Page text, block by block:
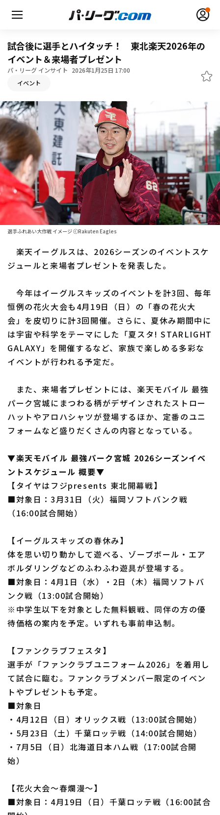
無料アカウント登録
HOME
動画
日程・結果
順位表･成績
1軍公式戦
ファーム東地区
ファーム中地区
交流戦
選手名鑑
北海道日本ハムファイターズ
埼玉西武ライオンズ
千葉ロッテマリーンズ
オリックス・バファローズ
福岡ソフトバンクホークス
設定
プライバシーポリシー
運営会社（別ウィンドウで開く）
特定商取引法の表示 アルバイト募集
試合後に選手とハイタッチ！ 東北楽天2026年の
イベント＆来場者プレゼント
パ・リーグ インサイト 2026年1月25日 17:00
イベント
選手ふれあい大作戦 イメージ ⓒRakuten Eagles
楽天イーグルスは、2026シーズンのイベントスケ
ジュールと来場者プレゼントを発表した。
今年はイーグルスキッズのイベントを計3回、毎年
恒例の花火大会も4月19日（日）の「春の花火大
会」を皮切りに計3回開催。さらに、夏休み期間中に
は宇宙や科学をテーマにした「夏スタ! STARLIGHT
GALAXY」を開催するなど、家族で楽しめる多彩な
イベントが行われる予定だ。
また、来場者プレゼントには、楽天モバイル 最強
パーク宮城にまつわる柄がデザインされたストロー
ハットやアロハシャツが登場するほか、定番のユニ
フォームなど盛りだくさんの内容となっている。
▼楽天モバイル 最強パーク宮城 2026シーズンイベ
ントスケジュール 概要▼
【タイヤはフジpresents 東北開幕戦】
■対象日：3月31日（火）福岡ソフトバンク戦
（16:00試合開始）
【イーグルスキッズの春休み】
体を思い切り動かして遊べる、ゾーブボール・エア
ボルダリングなどのふわふわ遊具が登場する。
■対象日：4月1日（水）・2日（木）福岡ソフトバ
ンク戦（13:00試合開始）
※中学生以下を対象とした無料観戦、同伴の方の優
待価格の案内を予定。いずれも事前申込制。
【ファンクラブフェスタ】
選手が「ファンクラブユニフォーム2026」を着用し
て試合に臨む。ファンクラブメンバー限定のイベン
トやプレゼントも予定。
■対象日
・4月12日（日）オリックス戦（13:00試合開始）
・5月23日（土）千葉ロッテ戦（14:00試合開始）
・7月5日（日）北海道日本ハム戦（17:00試合開
始）
【花火大会～春爛漫～】
■対象日：4月19日（日）千葉ロッテ戦（16:00試合